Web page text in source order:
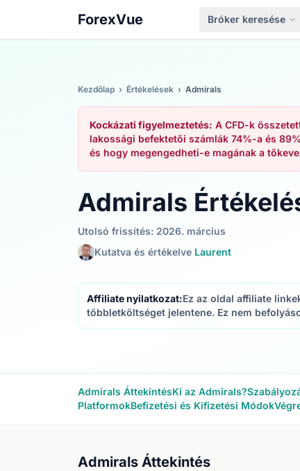
ForexVue Bróker keresése
Kezdőlap › Értékelések › Admirals
Kockázati figyelmeztetés: A CFD-k
lakossági befektetői számlák 74%-a és
és hogy megengedheti-e magának a
Admirals
Utolsó frissítés: 2026. március
Kutatva és értékelve Laurent
Affiliate nyilatkozat:Ez az oldal affiliate
többletköltséget jelentene. Ez nem
Admirals ÁttekintésKi az Admirals?
PlatformokBefizetési és Kifizetési Módok
Admirals Áttekintés